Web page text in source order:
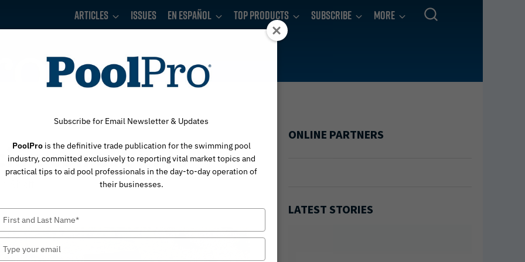
Articles Issues En Español Top Products Subscribe More
con el Vinilo
ONLINE PARTNERS
LATEST STORIES
Subscribe for Email Newsletter & Updates
PoolProis the definitive trade publication for the swimming pool
industry, committed exclusively to reporting vital market topics and
practical tips to aid pool professionals in the day-to-day operation of
their businesses.
name